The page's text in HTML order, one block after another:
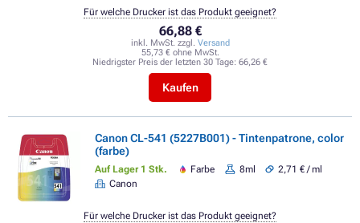
66,88 €
inkl. MwSt. zzgl. Versand
55,73 € ohne MwSt.
Niedrigster Preis der letzten 30 Tage: 66,26 €
Kaufen
Für welche Drucker ist das Produkt geeignet?
Canon CL-541 (5227B001) - Tintenpatrone, color
(farbe)
Auf Lager 1 Stk. Farbe 8ml
2,71 € / ml
Canon
Für welche Drucker ist das Produkt geeignet?